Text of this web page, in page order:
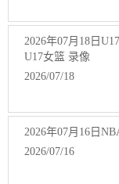
2026年07月18日
U17女篮 录像
2026/07/18
2026年07月16日
2026/07/16